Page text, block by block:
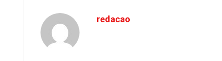
redacao